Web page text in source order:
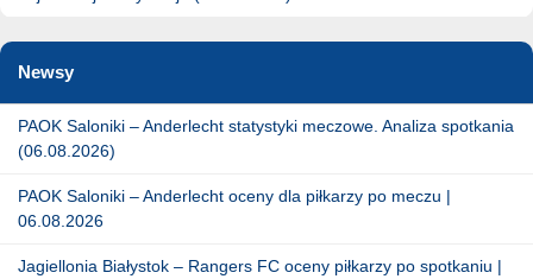
Newsy
PAOK Saloniki – Anderlecht statystyki meczowe. Analiza spotkania
(06.08.2026)
PAOK Saloniki – Anderlecht oceny dla piłkarzy po meczu |
06.08.2026
Jagiellonia Białystok – Rangers FC oceny piłkarzy po spotkaniu |